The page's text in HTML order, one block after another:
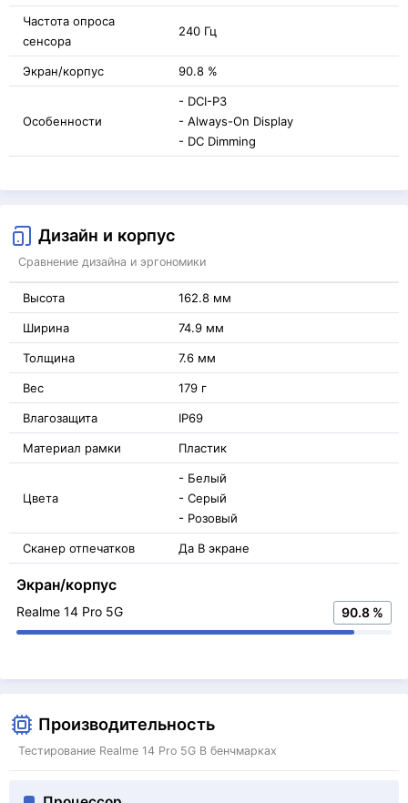
Частота опроса
сенсора
240 Гц
Экран/корпус 90.8 %
Особенности
- DCI-P3
- Always-On Display
- DC Dimming
Дизайн и корпус
Сравнение дизайна и эргономики
Высота 162.8 мм
Ширина 74.9 мм
Толщина 7.6 мм
Вес 179 г
Влагозащита IP69
Материал рамки Пластик
Цвета
- Белый
- Серый
- Розовый
Сканер отпечатков Да В экране
Экран/корпус
Realme 14 Pro 5G 90.8 %
Производительность
Тестирование Realme 14 Pro 5G В бенчмарках